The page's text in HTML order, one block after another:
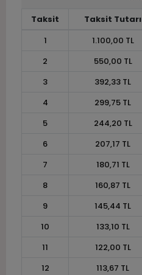
Taksit Taksit Tutarı
1
1.100,00 TL
2
550,00 TL
3
392,33 TL
4
299,75 TL
5
244,20 TL
6
207,17 TL
7
180,71 TL
8
160,87 TL
9
145,44 TL
10
133,10 TL
11
122,00 TL
12
113,67 TL